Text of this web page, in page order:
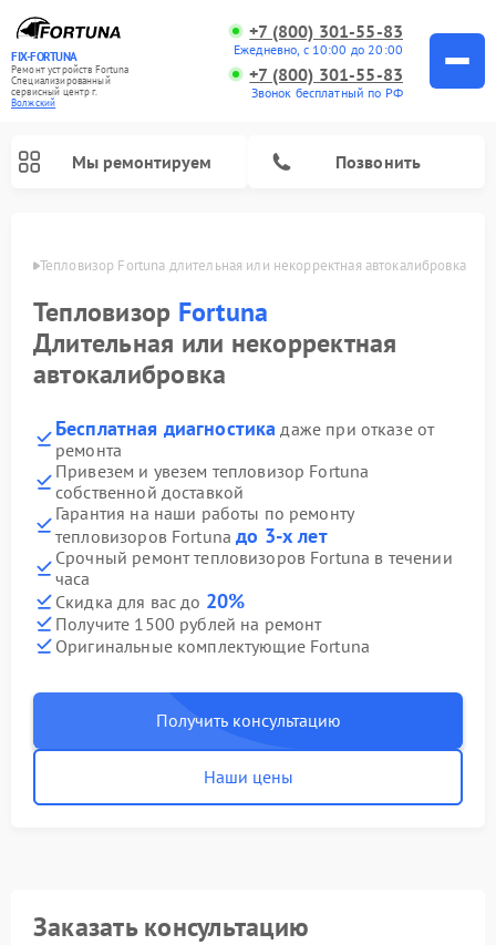
FIX-FORTUNA
Ремонт устройств Fortuna
Специализированный
cервисный центр г.
Волжский
+7 (800) 301-55-83
Ежедневно, с 10:00 до 20:00
+7 (800) 301-55-83
Звонок бесплатный по РФ
Мы ремонтируем Позвонить
Тепловизор Fortuna длительная или некорректная автокалибровка
Тепловизор Fortuna
Длительная или некорректная
автокалибровка
Бесплатная диагностика даже при отказе от
ремонта
Привезем и увезем тепловизор Fortuna
собственной доставкой
Гарантия на наши работы по ремонту
тепловизоров Fortunaдо 3-х лет
Срочный ремонт тепловизоров Fortuna в течении
часа
Скидка для вас до 20%
Получите 1500 рублей на ремонт
Оригинальные комплектующие Fortuna
Получить консультацию
Наши цены
Заказать консультацию